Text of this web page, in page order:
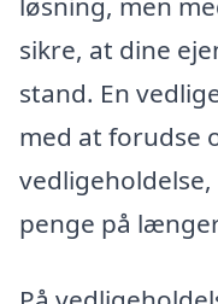
sikre, at dine
stand. En
med at forudse
penge på